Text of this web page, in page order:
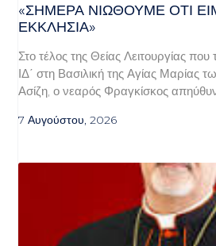
«ΣΉΜΕΡΑ ΝΙΏΘΟΥΜΕ ΌΤΙ
ΕΚΚΛΗΣΊΑ»
Στο τέλος της Θείας Λειτουργίας
ΙΔ΄ στη Βασιλική της Αγίας Μαρίας
Ασίζη, ο νεαρός Φραγκίσκος
7 Αυγούστου, 2026